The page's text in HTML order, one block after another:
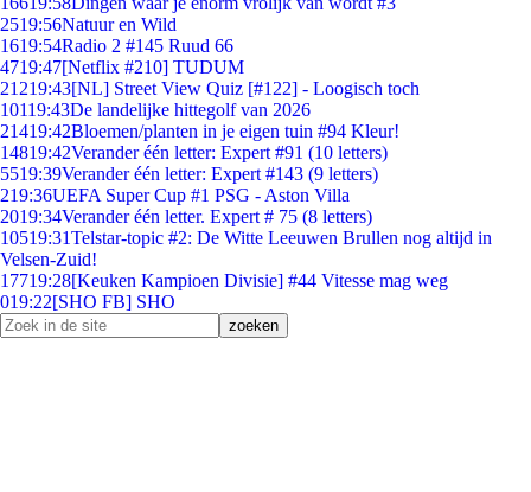
2519:56Natuur en Wild
1619:54Radio 2 #145 Ruud 66
4719:47[Netflix #210] TUDUM
21219:43[NL] Street View Quiz [#122] - Loogisch toch
10119:43De landelijke hittegolf van 2026
21419:42Bloemen/planten in je eigen tuin #94 Kleur!
14819:42Verander één letter: Expert #91 (10 letters)
5519:39Verander één letter: Expert #143 (9 letters)
219:36UEFA Super Cup #1 PSG - Aston Villa
2019:34Verander één letter. Expert # 75 (8 letters)
10519:31Telstar-topic #2: De Witte Leeuwen Brullen nog altijd in
Velsen-Zuid!
17719:28[Keuken Kampioen Divisie] #44 Vitesse mag weg
019:22[SHO FB] SHO